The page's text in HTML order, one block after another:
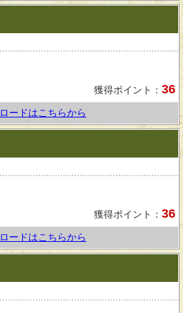
獲得ポイント： 36
ードはこちらから
獲得ポイント： 36
ードはこちらから